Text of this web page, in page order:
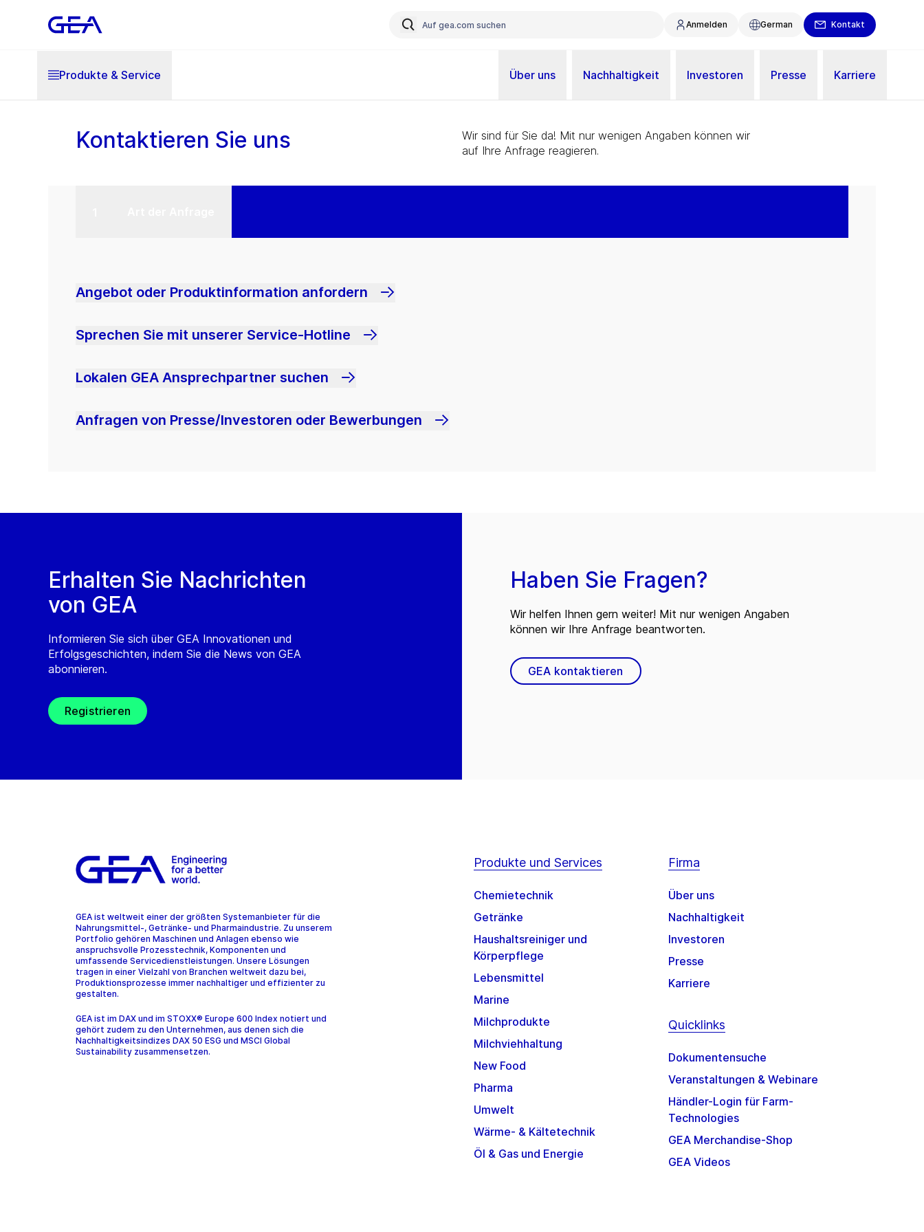
Anmelden German Kontakt
Produkte & Service Über uns Nachhaltigkeit Investoren Presse Karriere
Kontaktieren Sie uns
Wir sind für Sie da! Mit nur wenigen Angaben können wir
auf Ihre Anfrage reagieren.
Angebot oder Produktinformation anfordern
Sprechen Sie mit unserer Service-Hotline
Lokalen GEA Ansprechpartner suchen
Anfragen von Presse/Investoren oder Bewerbungen
Erhalten Sie Nachrichten
von GEA
Informieren Sie sich über GEA Innovationen und
Erfolgsgeschichten, indem Sie die News von GEA
abonnieren.
Registrieren
Haben Sie Fragen?
Wir helfen Ihnen gern weiter! Mit nur wenigen Angaben
können wir Ihre Anfrage beantworten.
GEA kontaktieren
GEA ist weltweit einer der größten Systemanbieter für die
Nahrungsmittel-, Getränke- und Pharmaindustrie. Zu unserem
Portfolio gehören Maschinen und Anlagen ebenso wie
anspruchsvolle Prozesstechnik, Komponenten und
umfassende Servicedienstleistungen. Unsere Lösungen
tragen in einer Vielzahl von Branchen weltweit dazu bei,
Produktionsprozesse immer nachhaltiger und effizienter zu
gestalten.
GEA ist im DAX und im STOXX® Europe 600 Index notiert und
gehört zudem zu den Unternehmen, aus denen sich die
Nachhaltigkeitsindizes DAX 50 ESG und MSCI Global
Sustainability zusammensetzen.
Produkte und Services
Chemietechnik
Getränke
Haushaltsreiniger und
Körperpflege
Lebensmittel
Marine
Milchprodukte
Milchviehhaltung
New Food
Pharma
Umwelt
Wärme- & Kältetechnik
Öl & Gas und Energie
Firma
Über uns
Nachhaltigkeit
Investoren
Presse
Karriere
Quicklinks
Dokumentensuche
Veranstaltungen & Webinare
Händler-Login für Farm-
Technologies
GEA Merchandise-Shop
GEA Videos